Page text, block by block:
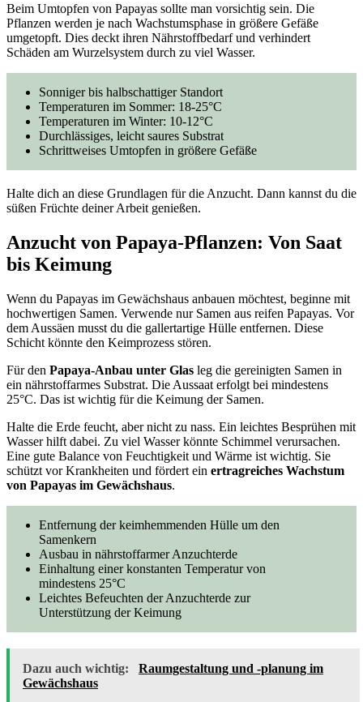
Beim Umtopfen von Papayas sollte man vorsichtig sein. Die
Pflanzen werden je nach Wachstumsphase in größere Gefäße
umgetopft. Dies deckt ihren Nährstoffbedarf und verhindert
Schäden am Wurzelsystem durch zu viel Wasser.
Sonniger bis halbschattiger Standort
Temperaturen im Sommer: 18-25°C
Temperaturen im Winter: 10-12°C
Durchlässiges, leicht saures Substrat
Schrittweises Umtopfen in größere Gefäße
Halte dich an diese Grundlagen für die Anzucht. Dann kannst du die
süßen Früchte deiner Arbeit genießen.
Anzucht von Papaya-Pflanzen: Von Saat
bis Keimung
Wenn du Papayas im Gewächshaus anbauen möchtest, beginne mit
hochwertigen Samen. Verwende nur Samen aus reifen Papayas. Vor
dem Aussäen musst du die gallertartige Hülle entfernen. Diese
Schicht könnte den Keimprozess stören.
Für den Papaya-Anbau unter Glas leg die gereinigten Samen in
ein nährstoffarmes Substrat. Die Aussaat erfolgt bei mindestens
25°C. Das ist wichtig für die Keimung der Samen.
Halte die Erde feucht, aber nicht zu nass. Ein leichtes Besprühen mit
Wasser hilft dabei. Zu viel Wasser könnte Schimmel verursachen.
Eine gute Balance von Feuchtigkeit und Wärme ist wichtig. Sie
schützt vor Krankheiten und fördert ein ertragreiches Wachstum
von Papayas im Gewächshaus.
Entfernung der keimhemmenden Hülle um den
Samenkern
Ausbau in nährstoffarmer Anzuchterde
Einhaltung einer konstanten Temperatur von
mindestens 25°C
Leichtes Befeuchten der Anzuchterde zur
Unterstützung der Keimung
Dazu auch wichtig:
Raumgestaltung und -planung im
Gewächshaus